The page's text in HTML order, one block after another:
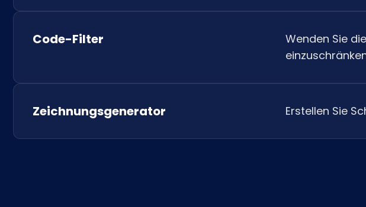
Code-Filter
Wenden Sie
Zeichnungsgenerator Erstellen Sie